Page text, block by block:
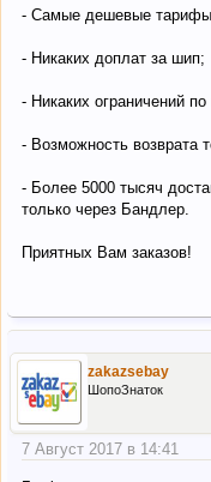
- Самые дешевые
- Никаких доплат за шип;
- Никаких ограничений
- Возможность возврата
- Более 5000 тысяч
только через Бандлер.
Приятных Вам заказов!
zakazsebay
ШопоЗнаток
7 Август 2017 в 14:41